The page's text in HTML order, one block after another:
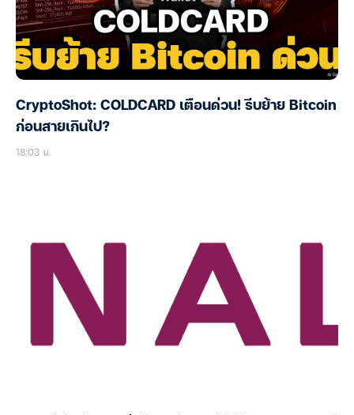
CryptoShot: COLDCARD เตือนด่วน! รีบย้าย Bitcoin
ก่อนสายเกินไป?
18:03 น.